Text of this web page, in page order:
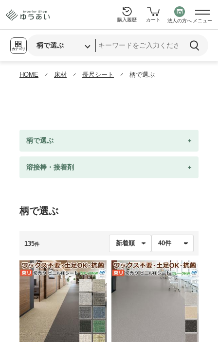
カテゴリ
購入履歴 カート 法人の方へ メニュー
HOME 床材 長尺シート 柄で選ぶ
柄で選ぶ
溶接棒・接着剤
柄で選ぶ
135件